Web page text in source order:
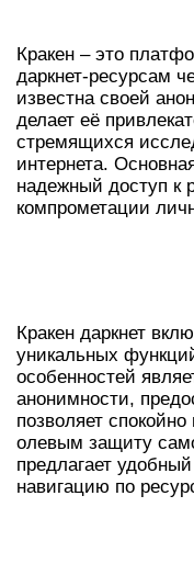
Кракен – это
даркнет-ресурсам
известна своей
делает её
стремящихся
интернета.
надежный доступ к
компрометации
Кракен даркнет
уникальных
особенностей
анонимности,
позволяет спокойно
олевым защиту
предлагает
навигацию по